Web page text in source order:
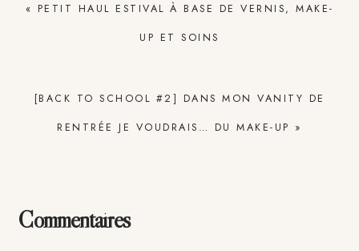
« PETIT HAUL ESTIVAL À BASE DE VERNIS, MAKE-
UP ET SOINS
ARTICLE
[BACK TO SCHOOL #2] DANS MON VANITY DE
RENTRÉE JE VOUDRAIS… DU MAKE-UP »
Interactions
Commentaires